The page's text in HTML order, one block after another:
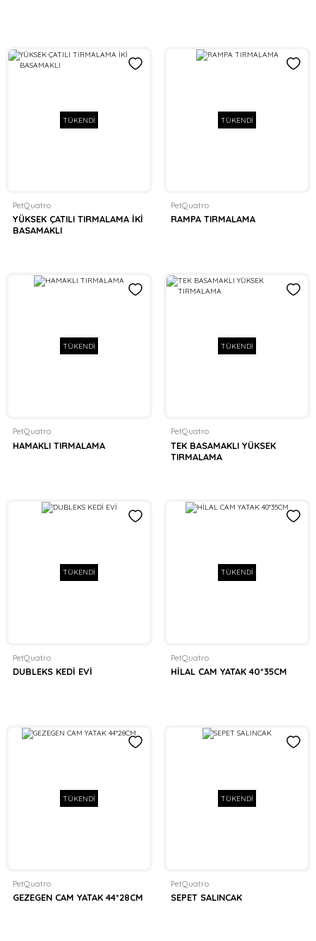
TÜKENDİ
PetQuatro
YÜKSEK ÇATILI TIRMALAMA İKİ
BASAMAKLI
TÜKENDİ
PetQuatro
RAMPA TIRMALAMA
TÜKENDİ
PetQuatro
HAMAKLI TIRMALAMA
TÜKENDİ
PetQuatro
TEK BASAMAKLI YÜKSEK
TIRMALAMA
TÜKENDİ
PetQuatro
DUBLEKS KEDİ EVİ
TÜKENDİ
PetQuatro
HİLAL CAM YATAK 40*35CM
TÜKENDİ
PetQuatro
GEZEGEN CAM YATAK 44*28CM
TÜKENDİ
PetQuatro
SEPET SALINCAK